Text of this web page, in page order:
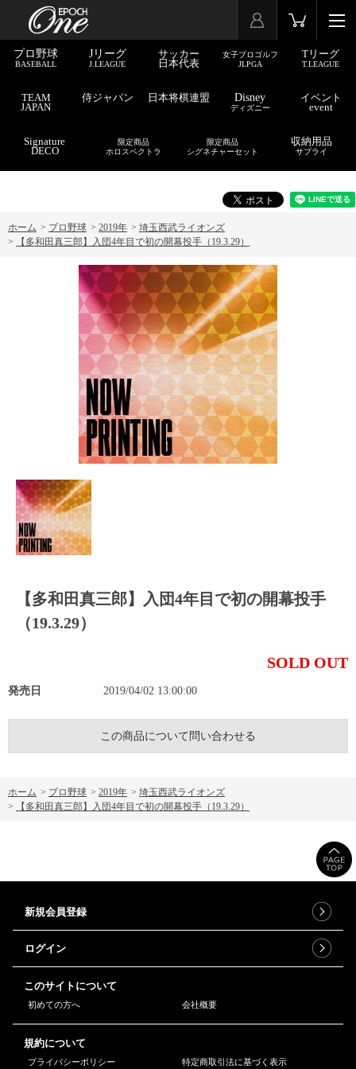
プロ野球
BASEBALL
Jリーグ
J.LEAGUE
サッカー
日本代表
女子プロゴルフ
JLPGA
Tリーグ
T.LEAGUE
TEAM
JAPAN
侍ジャパン 日本将棋連盟 Disney
ディズニー
イベント
event
Signature
DECO
限定商品
ホロスペクトラ
限定商品
シグネチャーセット
収納用品
サプライ
ホーム > プロ野球 > 2019年 > 埼玉西武ライオンズ
>
【多和田真三郎】入団4年目で初の開幕投手（19.3.29）
【多和田真三郎】入団4年目で初の開幕投手
（19.3.29）
SOLD OUT
発売日 2019/04/02 13:00:00
この商品について問い合わせる
ホーム > プロ野球 > 2019年 > 埼玉西武ライオンズ
>
【多和田真三郎】入団4年目で初の開幕投手（19.3.29）
新規会員登録
ログイン
このサイトについて
初めての方へ 会社概要
規約について
プライバシーポリシー 特定商取引法に基づく表示